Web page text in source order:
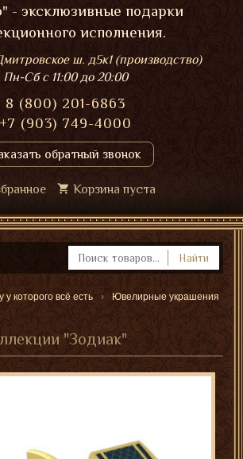
- эксклюзивные подарки
исполнения.
ш. д5к1 (производство)
Пн-Сбс 11:00 до 20:00
8 (800) 201-6863
+7 (903) 749-4000
обратный звонок
Корзина пуста
Найти
у которого всё есть
Ювелирные украшения
"Зодиак"